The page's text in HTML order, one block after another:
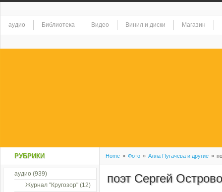
аудио Библиотека Видео Винил и диски Магазин
Home » Фото » Алла Пугачева и другие »
поэт Сергей
РУБРИКИ
аудио (939)
Журнал "Кругозор" (12)